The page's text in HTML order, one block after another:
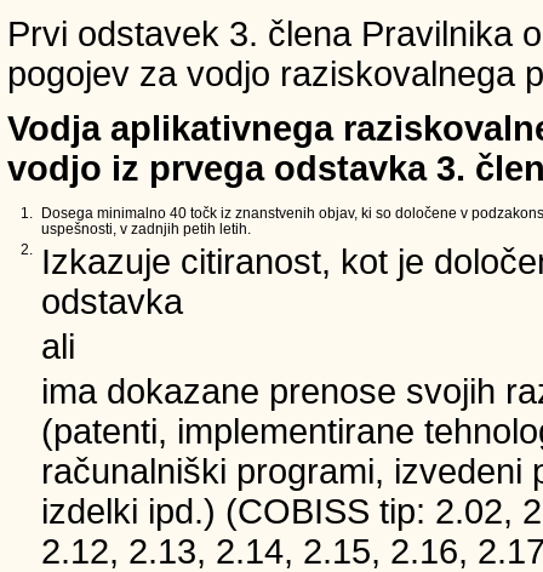
Prvi odstavek 3. člena Pravilnika
pogojev za vodjo raziskovalnega
Vodja aplikativnega
vodjo iz prvega odstavka 3.
1.
Dosega minimalno 40 točk iz znanstvenih objav, ki so določene v
uspešnosti, v zadnjih petih letih.
2.
Izkazuje citiranost, kot je
odstavka
ali
ima dokazane prenose svojih
(patenti, implementirane
računalniški programi, izvedeni
izdelki ipd.) (COBISS tip: 2.02,
2.12, 2.13, 2.14, 2.15, 2.16,